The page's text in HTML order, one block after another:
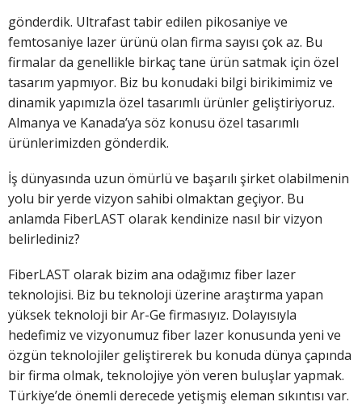
gönderdik. Ultrafast tabir edilen pikosaniye ve
femtosaniye lazer ürünü olan firma sayısı çok az. Bu
firmalar da genellikle birkaç tane ürün satmak için özel
tasarım yapmıyor. Biz bu konudaki bilgi birikimimiz ve
dinamik yapımızla özel tasarımlı ürünler geliştiriyoruz.
Almanya ve Kanada’ya söz konusu özel tasarımlı
ürünlerimizden gönderdik.
İş dünyasında uzun ömürlü ve başarılı şirket olabilmenin
yolu bir yerde vizyon sahibi olmaktan geçiyor. Bu
anlamda FiberLAST olarak kendinize nasıl bir vizyon
belirlediniz?
FiberLAST olarak bizim ana odağımız fiber lazer
teknolojisi. Biz bu teknoloji üzerine araştırma yapan
yüksek teknoloji bir Ar-Ge firmasıyız. Dolayısıyla
hedefimiz ve vizyonumuz fiber lazer konusunda yeni ve
özgün teknolojiler geliştirerek bu konuda dünya çapında
bir firma olmak, teknolojiye yön veren buluşlar yapmak.
Türkiye’de önemli derecede yetişmiş eleman sıkıntısı var.